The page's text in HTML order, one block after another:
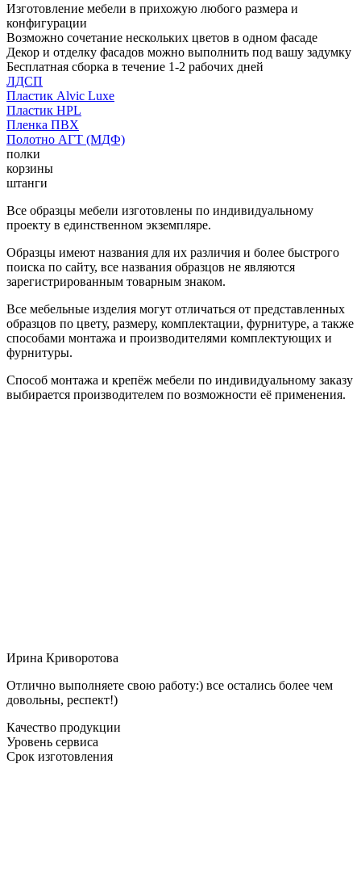
Изготовление мебели в прихожую любого размера и
конфигурации
Возможно сочетание нескольких цветов в одном фасаде
Декор и отделку фасадов можно выполнить под вашу задумку
Бесплатная сборка в течение 1-2 рабочих дней
ЛДСП
Пластик Alvic Luxe
Пластик HPL
Пленка ПВХ
Полотно АГТ (МДФ)
полки
корзины
штанги
Все образцы мебели изготовлены по индивидуальному
проекту в единственном экземпляре.
Образцы имеют названия для их различия и более быстрого
поиска по сайту, все названия образцов не являются
зарегистрированным товарным знаком.
Все мебельные изделия могут отличаться от представленных
образцов по цвету, размеру, комплектации, фурнитуре, а также
способами монтажа и производителями комплектующих и
фурнитуры.
Способ монтажа и крепёж мебели по индивидуальному заказу
выбирается производителем по возможности её применения.
Ирина Криворотова
Отлично выполняете свою работу:) все остались более чем
довольны, респект!)
Качество продукции
Уровень сервиса
Срок изготовления